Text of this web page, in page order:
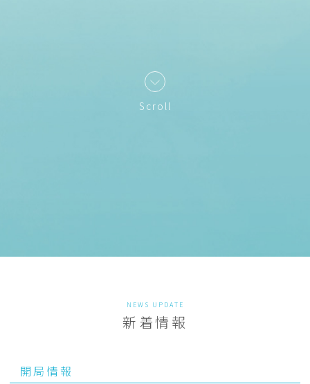
Scroll
NEWS UPDATE
新着情報
開局情報